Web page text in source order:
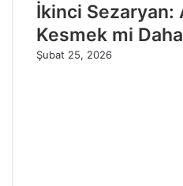
İkinci Sezaryan:
Kesmek mi
Şubat 25, 2026